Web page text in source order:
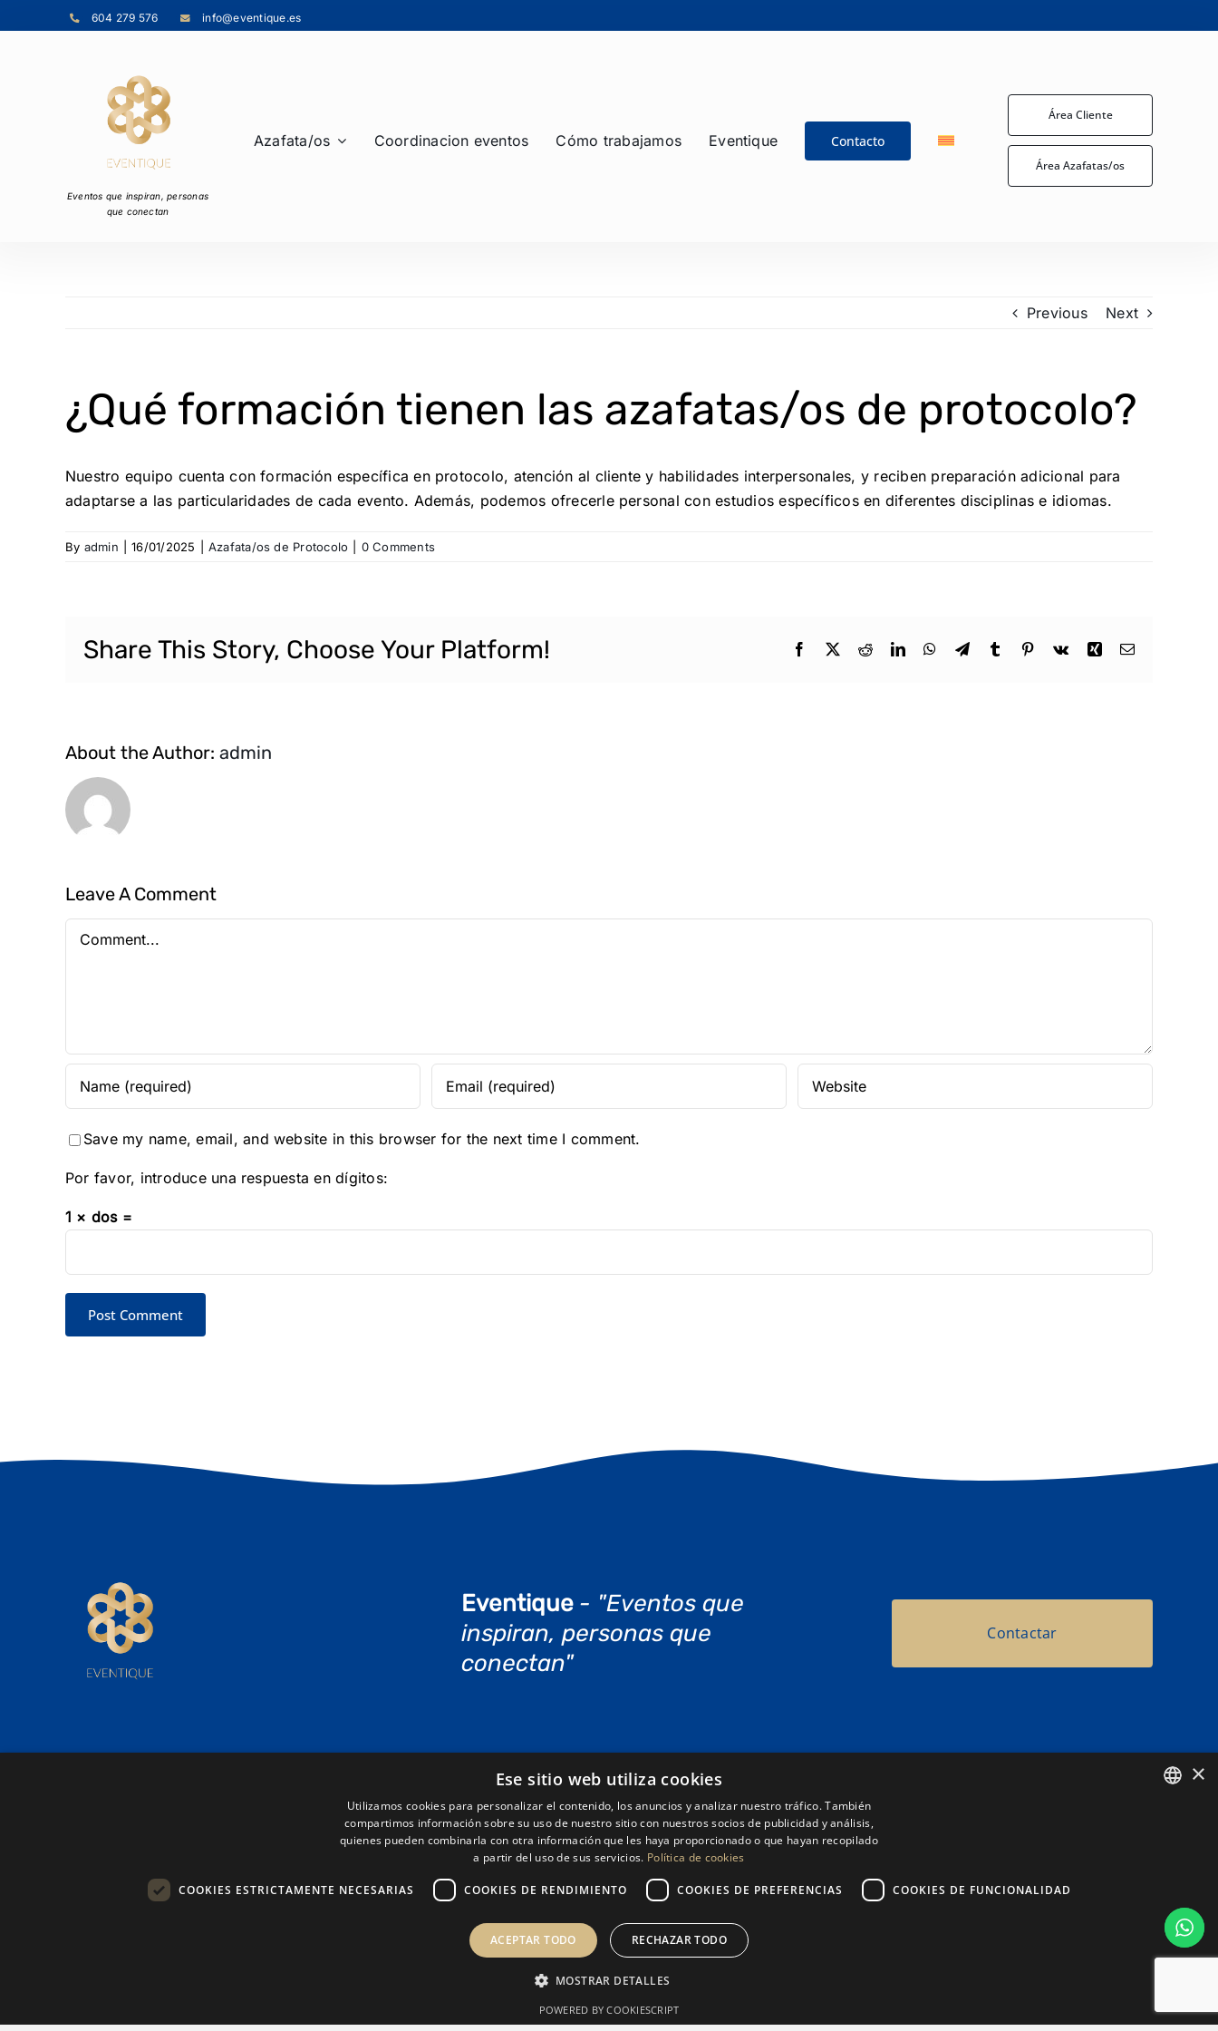
to
604 279 576 info@eventique.es
Eventos que inspiran,personas
que conectan
Azafata/os Coordinacion eventos Cómo trabajamos Eventique Contacto
Área Cliente
Área Azafatas/os
Previous Next
¿Qué formación tienen las azafatas/os de protocolo?
Nuestro equipo cuenta con formación específica en protocolo, atención al cliente y habilidades interpersonales, y reciben preparación adicional para
adaptarse a las particularidades de cada evento. Además, podemos ofrecerle personal con estudios específicos en diferentes disciplinas e idiomas.
By admin 16/01/2025 Azafata/os de Protocolo 0 Comments
Share This Story, Choose Your Platform! Facebook
X RedditLinkedInWhatsApp
TelegramTumblr Pinterest
Vk Xing Email
About the Author: admin
Leave A Comment
Save my name, email, and website in this browser for the next time I comment.
Por favor, introduce una respuesta en dígitos:
1 × dos =
Eventique - "Eventos que
inspiran, personas que
conectan"
Contactar
Azafata/os de Protocolo
Azafata/os de Congresos
Azafata/os de Ferias
Azafata/os de Imagen
Coordinacion eventos
Aviso legal
Política de cookies
Política de privacidad
×
Ese sitio web utiliza cookies
Utilizamos cookies para personalizar el contenido, los anuncios y analizar nuestro tráfico. También
compartimos información sobre su uso de nuestro sitio con nuestros socios de publicidad y análisis,
quienes pueden combinarla con otra información que les haya proporcionado o que hayan recopilado
a partir del uso de sus servicios. Política de cookies
COOKIES ESTRICTAMENTE NECESARIAS COOKIES DE RENDIMIENTO COOKIES DE PREFERENCIAS COOKIES DE FUNCIONALIDAD
ACEPTAR TODO RECHAZAR TODO
MOSTRAR DETALLES
POWERED BY COOKIESCRIPT